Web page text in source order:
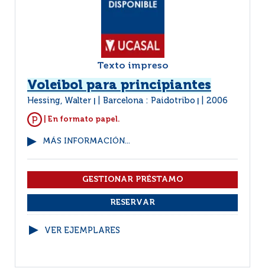
Texto impreso
Voleibol para principiantes
Hessing, Walter Barcelona : Paidotribo 2006
| En formato papel.
MÁS INFORMACIÓN...
VER EJEMPLARES